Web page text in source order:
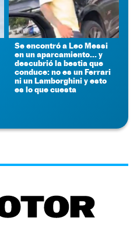
Se encontró a Leo Messi
en un aparcamiento... y
descubrió la bestia que
conduce: no es un Ferrari
ni un Lamborghini y esto
es lo que cuesta